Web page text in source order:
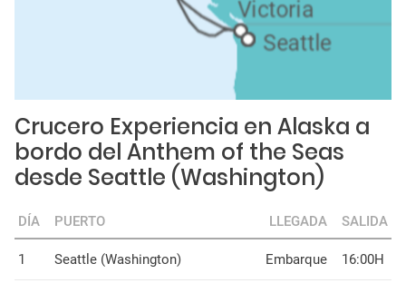
Crucero Experiencia en Alaska a
bordo del Anthem of the Seas
desde Seattle (Washington)
DÍA PUERTO LLEGADA SALIDA
1 Seattle (Washington) Embarque 16:00H